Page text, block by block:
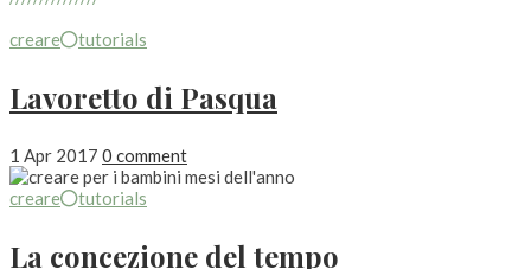
creare
tutorials
Lavoretto di Pasqua
1 Apr 2017 0 comment
creare
tutorials
La concezione del tempo